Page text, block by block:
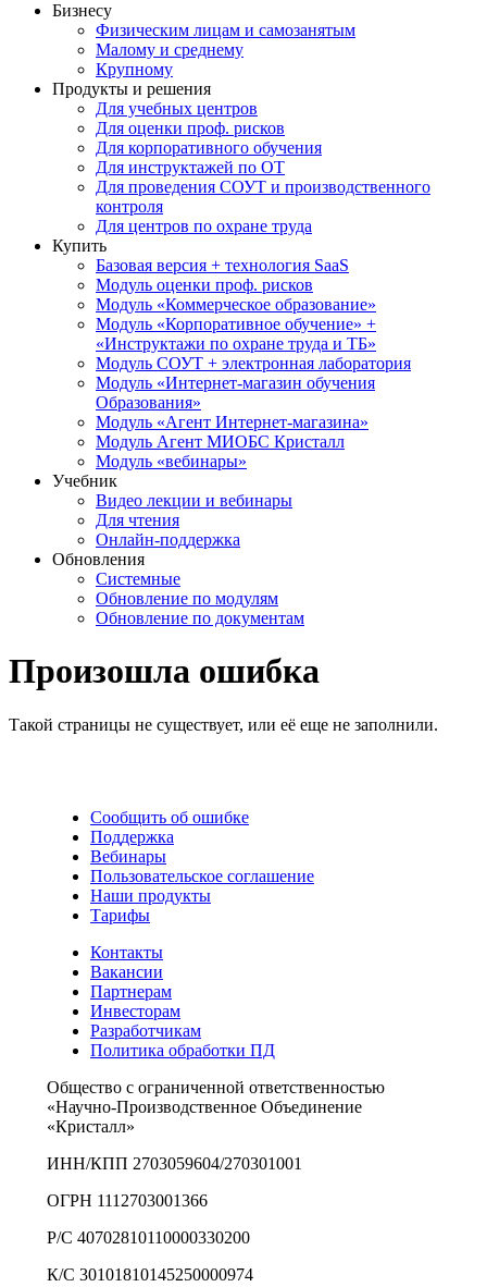
Бизнесу
Физическим лицам и самозанятым
Малому и среднему
Крупному
Продукты и решения
Для учебных центров
Для оценки проф. рисков
Для корпоративного обучения
Для инструктажей по ОТ
Для проведения СОУТ и производственного
контроля
Для центров по охране труда
Купить
Базовая версия + технология SaaS
Модуль оценки проф. рисков
Модуль «Коммерческое образование»
Модуль «Корпоративное обучение» +
«Инструктажи по охране труда и ТБ»
Модуль СОУТ + электронная лаборатория
Модуль «Интернет-магазин обучения
Образования»
Модуль «Агент Интернет-магазина»
Модуль Агент МИОБС Кристалл
Модуль «вебинары»
Учебник
Видео лекции и вебинары
Для чтения
Онлайн-поддержка
Обновления
Системные
Обновление по модулям
Обновление по документам
Произошла ошибка
Такой страницы не существует, или её еще не заполнили.
Сообщить об ошибке
Поддержка
Вебинары
Пользовательское соглашение
Наши продукты
Тарифы
Контакты
Вакансии
Партнерам
Инвесторам
Разработчикам
Политика обработки ПД
Общество с ограниченной ответственностью
«Научно-Производственное Объединение
«Кристалл»
ИНН/КПП 2703059604/270301001
ОГРН 1112703001366
Р/С 40702810110000330200
К/С 30101810145250000974